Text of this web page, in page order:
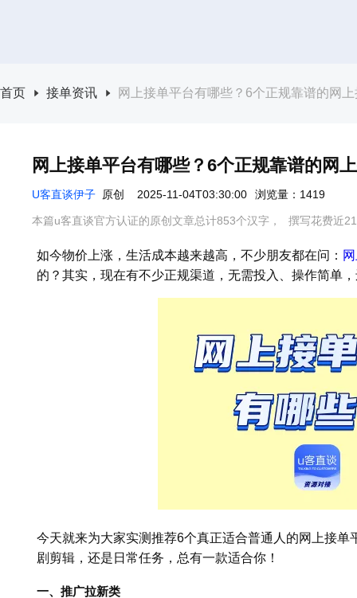
首页 接单资讯 网上接单平台有哪些？6个正规靠谱的网
网上接单平台有哪些？6个正规靠谱的网
U客直谈伊子 原创 2025-11-04T03:30:00 浏览量：1419
本篇u客直谈官方认证的原创文章总计853个汉字， 撰写花费近
如今物价上涨，生活成本越来越高，不少朋友都在问：
的？其实，现在有不少正规渠道，无需投入、操作简单
今天就来为大家实测推荐6个真正适合普通人的网上接
剧剪辑，还是日常任务，总有一款适合你！
一、推广拉新类